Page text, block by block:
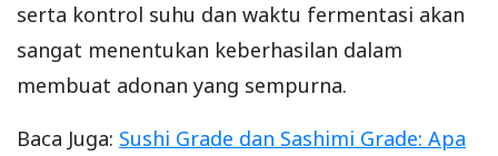
serta kontrol suhu dan waktu fermentasi akan
sangat menentukan keberhasilan dalam
membuat adonan yang sempurna.
Baca Juga: Sushi Grade dan Sashimi Grade: Apa